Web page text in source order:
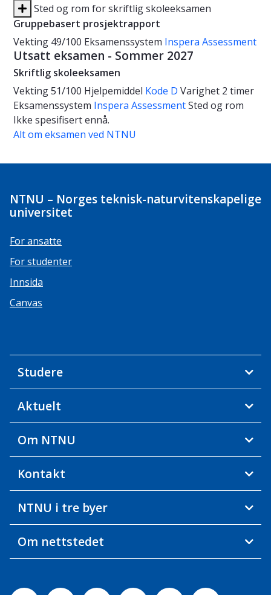
Sted og rom for skriftlig skoleeksamen
Gruppebasert prosjektrapport
Vekting 49/100 Eksamenssystem Inspera Assessment
Utsatt eksamen - Sommer 2027
Skriftlig skoleeksamen
Vekting51/100 Hjelpemiddel Kode D Varighet 2 timer
Eksamenssystem Inspera AssessmentSted og rom
Ikke spesifisert ennå.
Alt om eksamen ved NTNU
NTNU – Norges teknisk-naturvitenskapelige
universitet
For ansatte
For studenter
Innsida
Canvas
Studere
Aktuelt
Om NTNU
Kontakt
NTNU i tre byer
Om nettstedet